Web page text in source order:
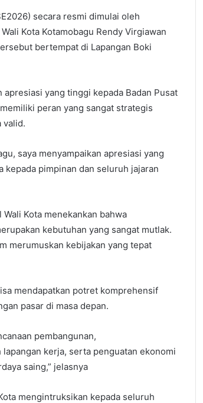
secara resmi dimulai oleh
Kota Kotamobagu Rendy Virgiawan
bertempat di Lapangan Boki
yang tinggi kepada Badan Pusat
peran yang sangat strategis
valid.
saya menyampaikan apresiasi yang
pimpinan dan seluruh jajaran
Kota menekankan bahwa
kebutuhan yang sangat mutlak.
merumuskan kebijakan yang tepat
mendapatkan potret komprehensif
pasar di masa depan.
pembangunan,
kerja, serta penguatan ekonomi
saing,” jelasnya
mengintruksikan kepada seluruh